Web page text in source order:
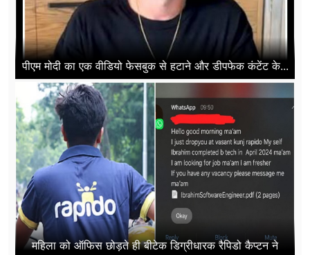
पीएम मोदी का एक वीडियो फेसबुक से हटाने और डीपफेक कंटेंट के...
महिला को ऑफिस छोड़ते ही बीटेक डिग्रीधारक रैपिडो कैप्टन ने